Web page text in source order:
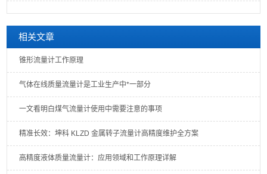
相关文章
锥形流量计工作原理
气体在线质量流量计是工业生产中*一部分
一文看明白煤气流量计使用中需要注意的事项
精准长效：坤科 KLZD 金属转子流量计高精度维护全方案
高精度液体质量流量计：应用领域和工作原理详解